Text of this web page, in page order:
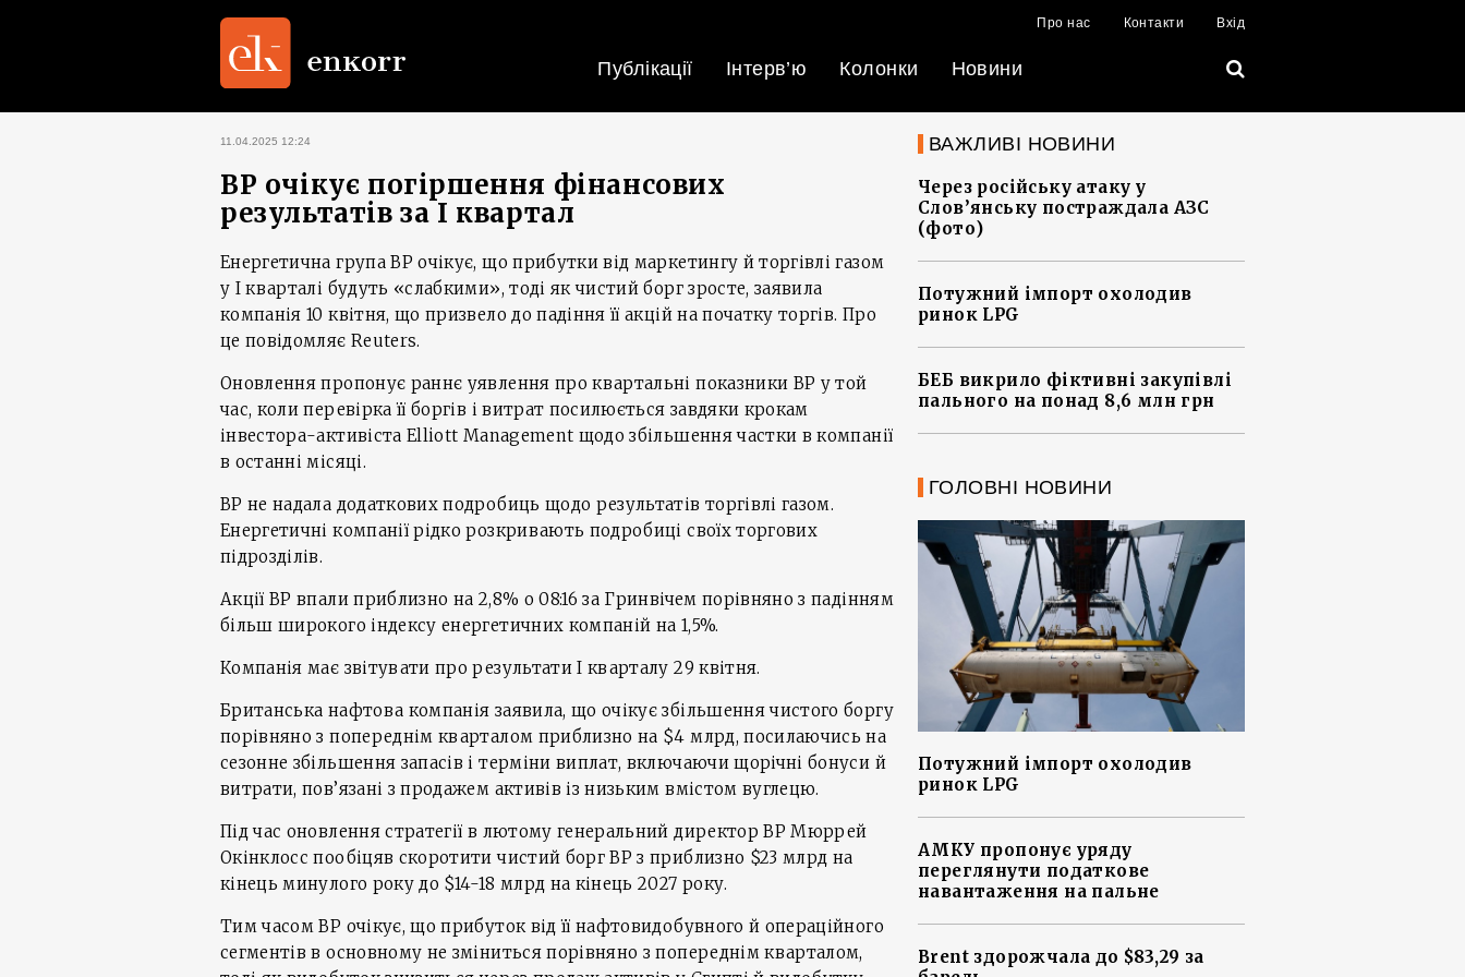
Про нас Контакти Вхід
Публікації Інтерв’ю Колонки Новини
11.04.2025 12:24
BP очікує погіршення фінансових
результатів за I квартал
Енергетична група BP очікує, що прибутки від маркетингу й торгівлі газом
у І кварталі будуть «слабкими», тоді як чистий борг зросте, заявила
компанія 10 квітня, що призвело до падіння її акцій на початку торгів. Про
це повідомляє Reuters.
Оновлення пропонує раннє уявлення про квартальні показники ВР у той
час, коли перевірка її боргів і витрат посилюється завдяки крокам
інвестора-активіста Elliott Management щодо збільшення частки в компанії
в останні місяці.
ВР не надала додаткових подробиць щодо результатів торгівлі газом.
Енергетичні компанії рідко розкривають подробиці своїх торгових
підрозділів.
Акції ВР впали приблизно на 2,8% о 08:16 за Гринвічем порівняно з падінням
більш широкого індексу енергетичних компаній на 1,5%.
Компанія має звітувати про результати І кварталу 29 квітня.
Британська нафтова компанія заявила, що очікує збільшення чистого боргу
порівняно з попереднім кварталом приблизно на $4 млрд, посилаючись на
сезонне збільшення запасів і терміни виплат, включаючи щорічні бонуси й
витрати, пов’язані з продажем активів із низьким вмістом вуглецю.
Під час оновлення стратегії в лютому генеральний директор BP Мюррей
Окінклосс пообіцяв скоротити чистий борг BP з приблизно $23 млрд на
кінець минулого року до $14-18 млрд на кінець 2027 року.
Тим часом BP очікує, що прибуток від її нафтовидобувного й операційного
сегментів в основному не зміниться порівняно з попереднім кварталом,
ВАЖЛИВІ НОВИНИ
Через російську атаку у
Слов’янську постраждала АЗС
(фото)
Потужний імпорт охолодив
ринок LPG
БЕБ викрило фіктивні закупівлі
пального на понад 8,6 млн грн
ГОЛОВНІ НОВИНИ
Потужний імпорт охолодив
ринок LPG
АМКУ пропонує уряду
переглянути податкове
навантаження на пальне
Brent здорожчала до $83,29 за